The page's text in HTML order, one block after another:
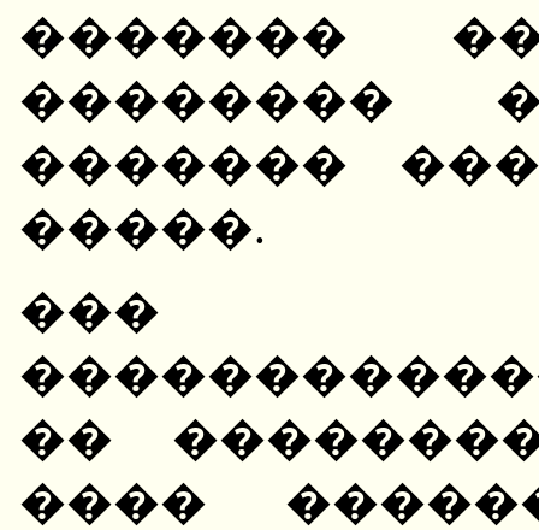
�������
��������
�������
�����.
���
��
����